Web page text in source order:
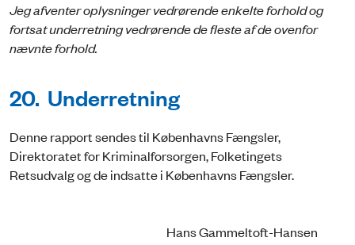
Jeg afventer oplysninger vedrørende enkelte forhold og
fortsat underretning vedrørende de fleste af de ovenfor
nævnte forhold.
20. Underretning
Denne rapport sendes til Københavns Fængsler,
Direktoratet for Kriminalforsorgen, Folketingets
Retsudvalg og de indsatte i Københavns Fængsler.
Hans Gammeltoft-Hansen